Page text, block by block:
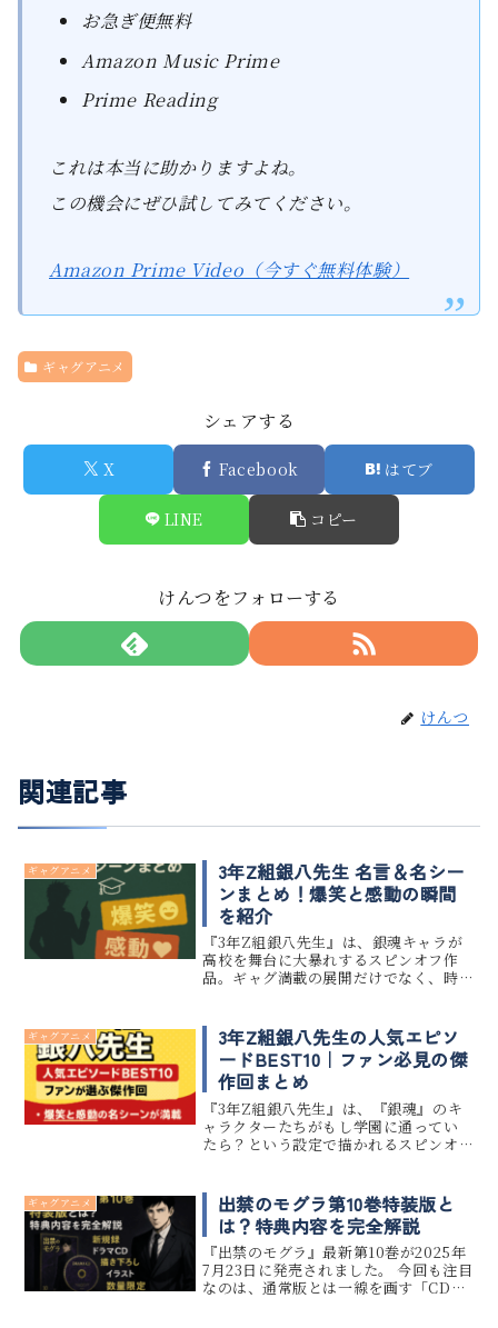
お急ぎ便無料
Amazon Music Prime
Prime Reading
これは本当に助かりますよね。
この機会にぜひ試してみてください。
Amazon Prime Video（今すぐ無料体験）
ギャグアニメ
シェアする
X Facebook はてブ
LINE コピー
けんつをフォローする
けんつ
関連記事
ギャグアニメ
3年Z組銀八先生 名言＆名シー
ンまとめ！爆笑と感動の瞬間
を紹介
『3年Z組銀八先生』は、銀魂キャラが
高校を舞台に大暴れするスピンオフ作
品。ギャグ満載の展開だけでなく、時
シリーズの中から特に印象的な「爆笑
の瞬間」と「感動の名言・名場面」...
ギャグアニメ
3年Z組銀八先生の人気エピソ
ードBEST10｜ファン必見の傑
作回まとめ
『3年Z組銀八先生』は、『銀魂』のキ
ャラクターたちがもし学園に通ってい
たら？という設定で描かれるスピンオ
ドは、ファンの間で長く愛されていま
す。この記事では、ファンの口コミ...
ギャグアニメ
出禁のモグラ第10巻特装版と
は？特典内容を完全解説
『出禁のモグラ』最新第10巻が2025年
7月23日に発売されました。 今回も注目
なのは、通常版とは一線を画す「CD付